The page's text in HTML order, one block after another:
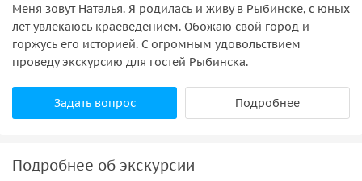
Меня зовут Наталья. Я родилась и живу в Рыбинске, с юных
лет увлекаюсь краеведением. Обожаю свой город и
горжусь его историей. С огромным удовольствием
проведу экскурсию для гостей Рыбинска.
Задать вопрос Подробнее
Подробнее об экскурсии